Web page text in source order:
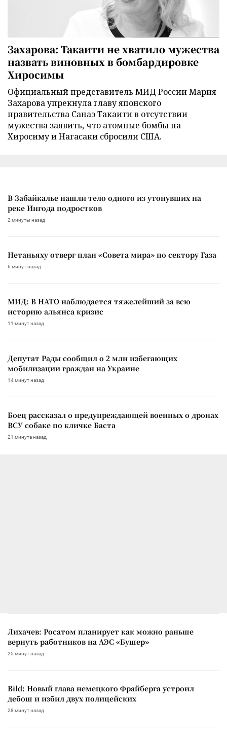
Захарова: Такаити не хватило мужества
назвать виновных в бомбардировке
Хиросимы
Официальный представитель МИД России Мария
Захарова упрекнула главу японского
правительства Санаэ Такаити в отсутствии
мужества заявить, что атомные бомбы на
Хиросиму и Нагасаки сбросили США.
В Забайкалье нашли тело одного из утонувших на
реке Ингода подростков
2 минуты назад
Нетаньяху отверг план «Совета мира» по сектору Газа
6 минут назад
МИД: В НАТО наблюдается тяжелейший за всю
историю альянса кризис
11 минут назад
Депутат Рады сообщил о 2 млн избегающих
мобилизации граждан на Украине
14 минут назад
Боец рассказал о предупреждающей военных о дронах
ВСУ собаке по кличке Баста
21 минута назад
Лихачев: Росатом планирует как можно раньше
вернуть работников на АЭС «Бушер»
25 минут назад
Bild: Новый глава немецкого Фрайберга устроил
дебош и избил двух полицейских
28 минут назад